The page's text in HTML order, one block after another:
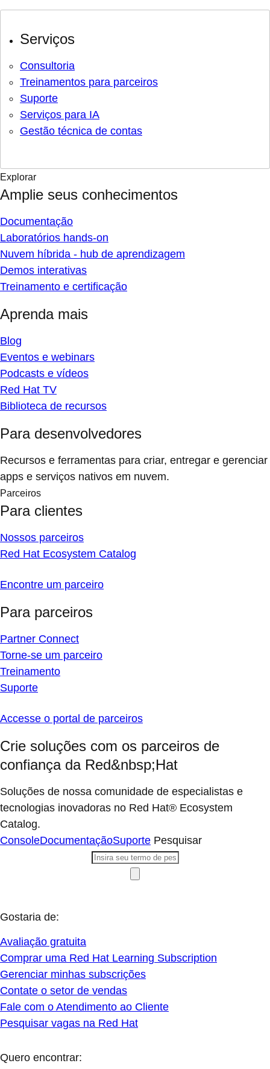
Serviços
Consultoria
Treinamentos para parceiros
Suporte
Serviços para IA
Gestão técnica de contas
Explorar
Amplie seus conhecimentos
Documentação
Laboratórios hands-on
Nuvem híbrida - hub de aprendizagem
Demos interativas
Treinamento e certificação
Aprenda mais
Blog
Eventos e webinars
Podcasts e vídeos
Red Hat TV
Biblioteca de recursos
Para desenvolvedores
Recursos e ferramentas para criar, entregar e gerenciar
apps e serviços nativos em nuvem.
Parceiros
Para clientes
Nossos parceiros
Red Hat Ecosystem Catalog
Encontre um parceiro
Para parceiros
Partner Connect
Torne-se um parceiro
Treinamento
Suporte
Accesse o portal de parceiros
Crie soluções com os parceiros de
confiança da Red&nbsp;Hat
Soluções de nossa comunidade de especialistas e
tecnologias inovadoras no Red Hat® Ecosystem
Catalog.
ConsoleDocumentaçãoSuporte Pesquisar
Gostaria de:
Avaliação gratuita
Comprar uma Red Hat Learning Subscription
Gerenciar minhas subscrições
Contate o setor de vendas
Fale com o Atendimento ao Cliente
Pesquisar vagas na Red Hat
Quero encontrar: